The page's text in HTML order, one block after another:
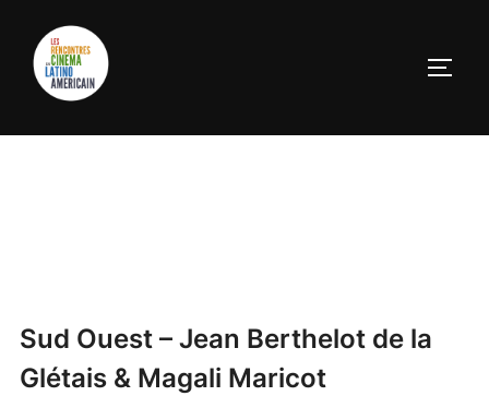
Sud Ouest – Jean Berthelot de la
Glétais & Magali Maricot